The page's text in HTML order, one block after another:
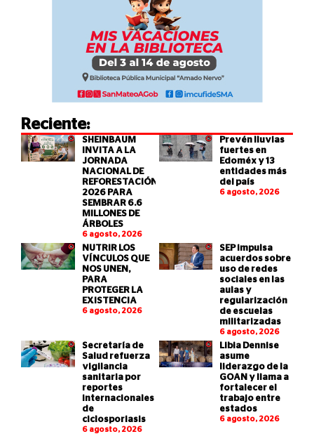
Reciente:
SHEINBAUM
INVITA A LA
JORNADA
NACIONAL DE
REFORESTACIÓN
2026 PARA
SEMBRAR 6.6
MILLONES DE
ÁRBOLES
6 agosto, 2026
Prevén lluvias
fuertes en
Edoméx y 13
entidades más
del país
6 agosto, 2026
NUTRIR LOS
VÍNCULOS QUE
NOS UNEN,
PARA
PROTEGER LA
EXISTENCIA
6 agosto, 2026
SEP impulsa
acuerdos sobre
uso de redes
sociales en las
aulas y
regularización
de escuelas
militarizadas
6 agosto, 2026
Secretaría de
Salud refuerza
vigilancia
sanitaria por
reportes
internacionales
de
ciclosporiasis
6 agosto, 2026
Libia Dennise
asume
liderazgo de la
GOAN y llama a
fortalecer el
trabajo entre
estados
6 agosto, 2026